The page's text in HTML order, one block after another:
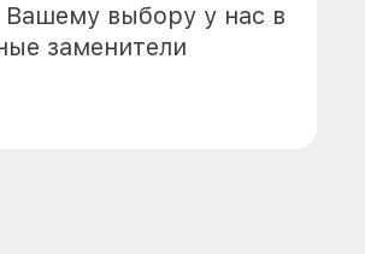
выбору у нас в
заменители